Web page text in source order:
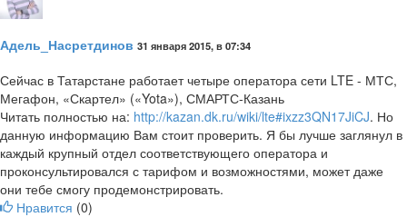
Адель_Насретдинов 31 января 2015, в 07:34
Сейчас в Татарстане работает четыре оператора сети LTE - МТС,
Мегафон, «Скартел» («Yota»), СМАРТС-Казань
Читать полностью на: http://kazan.dk.ru/wiki/lte#ixzz3QN17JiCJ. Но
данную информацию Вам стоит проверить. Я бы лучше заглянул в
каждый крупный отдел соответствующего оператора и
проконсультировался с тарифом и возможностями, может даже
они тебе смогу продемонстрировать.
Нравится (0)